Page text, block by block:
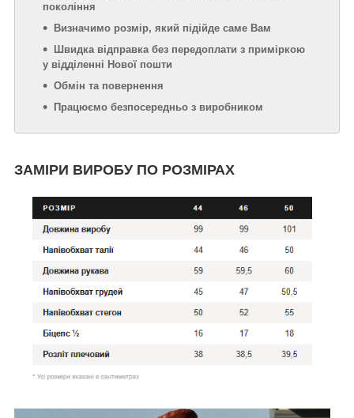
покоління
Визначимо розмір, який підійде саме Вам
Швидка відправка без передоплати з приміркою
у відділенні Нової пошти
Обмін та повернення
Працюємо безпосередньо з виробником
ЗАМІРИ ВИРОБУ ПО РОЗМІРАХ